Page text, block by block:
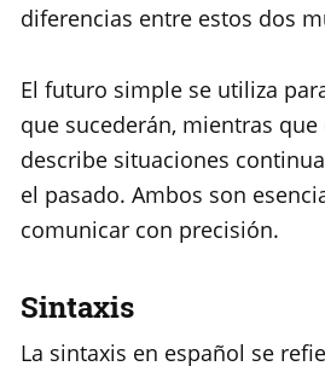
diferencias entre estos dos
El futuro simple se utiliza
que sucederán, mientras
describe situaciones
el pasado. Ambos son
comunicar con precisión.
Sintaxis
La sintaxis en español se